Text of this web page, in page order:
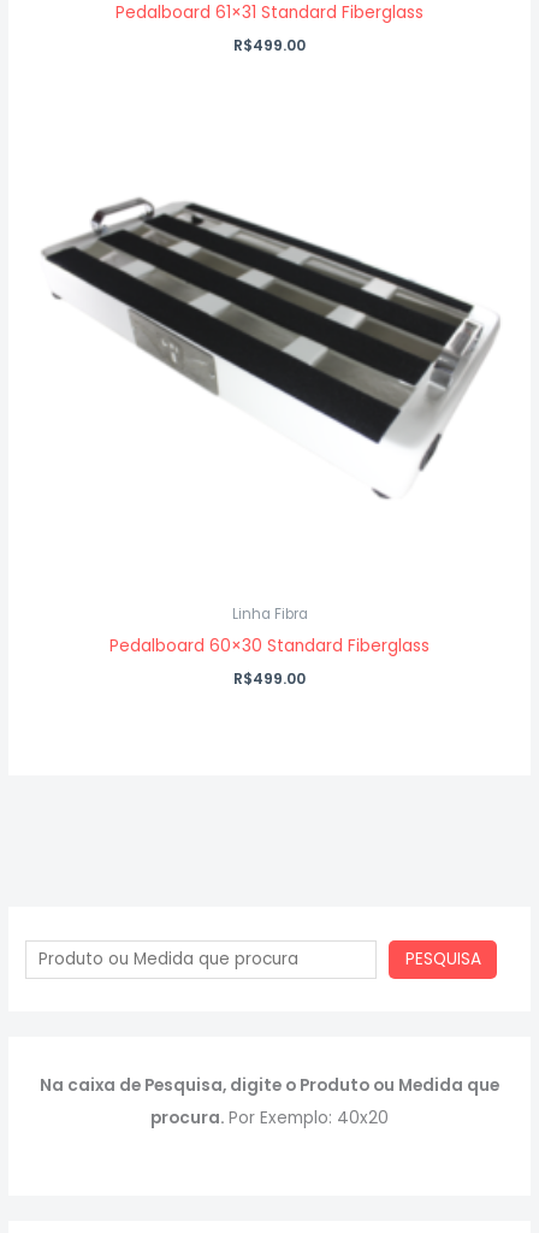
Pedalboard 61×31 Standard Fiberglass
R$499.00
Linha Fibra
Pedalboard 60×30 Standard Fiberglass
R$499.00
PESQUISA
Na caixa de Pesquisa, digite o Produto ou Medida que
procura. Por Exemplo: 40x20